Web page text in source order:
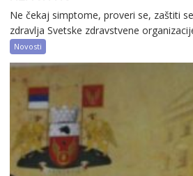
Ne čekaj simptome, proveri se, zaštiti
zdravlja Svetske zdravstvene
Novosti